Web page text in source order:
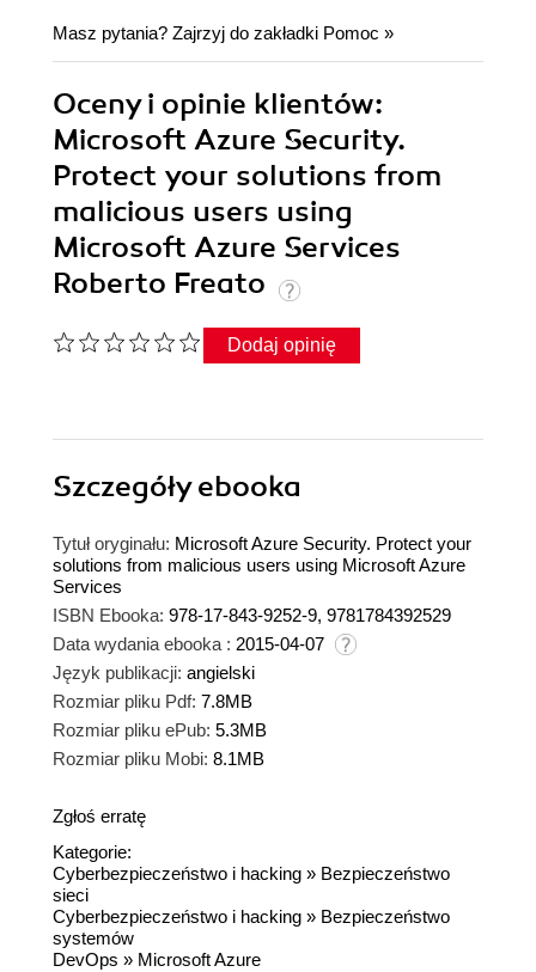
Masz pytania? Zajrzyj do zakładki Pomoc »
Oceny i opinie klientów:
Microsoft Azure Security.
Protect your solutions from
malicious users using
Microsoft Azure Services
Roberto Freato
Dodaj opinię
Szczegółyebooka
Tytuł oryginału: Microsoft Azure Security. Protect your
solutions from malicious users using Microsoft Azure
Services
ISBN Ebooka: 978-17-843-9252-9, 9781784392529
Data wydania ebooka : 2015-04-07
Język publikacji: angielski
Rozmiar pliku Pdf: 7.8MB
Rozmiar pliku ePub: 5.3MB
Rozmiar pliku Mobi: 8.1MB
Zgłoś erratę
Kategorie:
Cyberbezpieczeństwo i hacking » Bezpieczeństwo
sieci
Cyberbezpieczeństwo i hacking » Bezpieczeństwo
systemów
DevOps » Microsoft Azure